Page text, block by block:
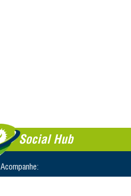
Social Hub
Acompanhe: